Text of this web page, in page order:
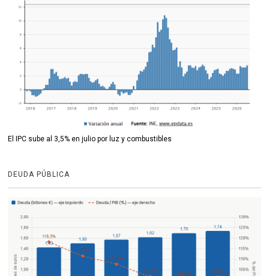
El IPC sube al 3,5% en julio por luz y combustibles
DEUDA PÚBLICA